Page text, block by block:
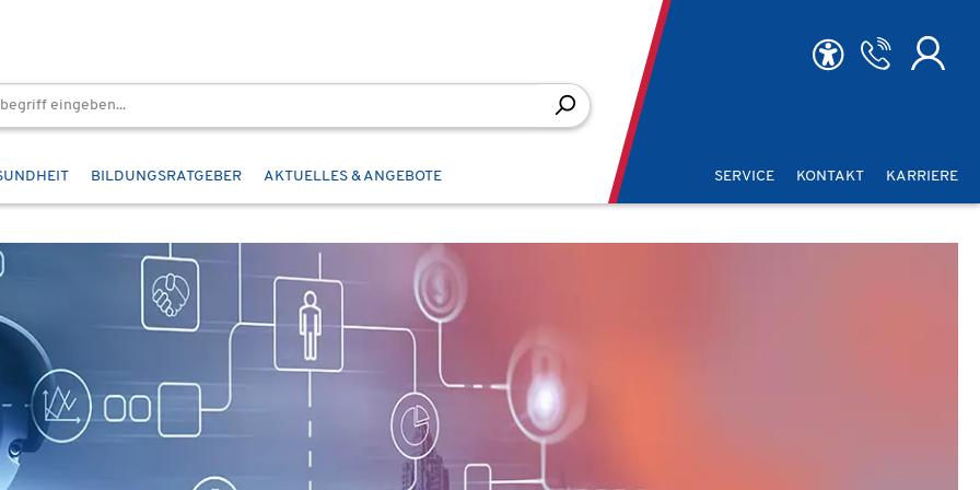
BILDUNGSRATGEBER AKTUELLES & ANGEBOTE SERVICE KONTAKT KARRIERE